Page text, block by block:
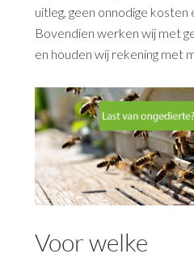
uitleg, geen onnodige
Bovendien werken wij met
en houden wij rekening met
Voor welke